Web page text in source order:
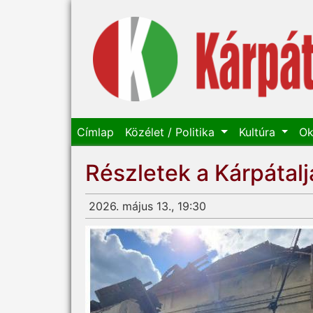
Címlap Közélet / Politika Kultúra
Részletek a
2026. május 13., 19:30